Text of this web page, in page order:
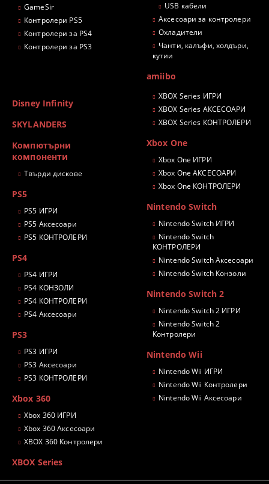
GameSir
Контролери PS5
Контролери за PS4
Контролери за PS3
USB кабели
Аксесоари за контролери
Охладители
Чанти, калъфи, холдъри,
кутии
amiibo
Disney Infinity
SKYLANDERS
Компютърни
компоненти
Твърди дискове
PS5
PS5 ИГРИ
PS5 Аксесоари
PS5 КОНТРОЛЕРИ
PS4
PS4 ИГРИ
PS4 КОНЗОЛИ
PS4 КОНТРОЛЕРИ
PS4 Аксесоари
PS3
PS3 ИГРИ
PS3 Аксесоари
PS3 КОНТРОЛЕРИ
Xbox 360
Xbox 360 ИГРИ
Xbox 360 Аксесоари
XBOX 360 Контролери
XBOX Series
XBOX Series ИГРИ
XBOX Series АКСЕСОАРИ
XBOX Series КОНТРОЛЕРИ
Xbox One
Xbox One ИГРИ
Xbox One АКСЕСОАРИ
Xbox One КОНТРОЛЕРИ
Nintendo Switch
Nintendo Switch ИГРИ
Nintendo Switch
КОНТРОЛЕРИ
Nintendo Switch Аксесоари
Nintendo Switch Конзоли
Nintendo Switch 2
Nintendo Switch 2 ИГРИ
Nintendo Switch 2
Контролери
Nintendo Wii
Nintendo Wii ИГРИ
Nintendo Wii Контролери
Nintendo Wii Аксесоари